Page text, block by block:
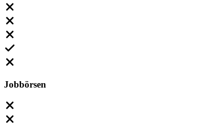
Jobbörsen